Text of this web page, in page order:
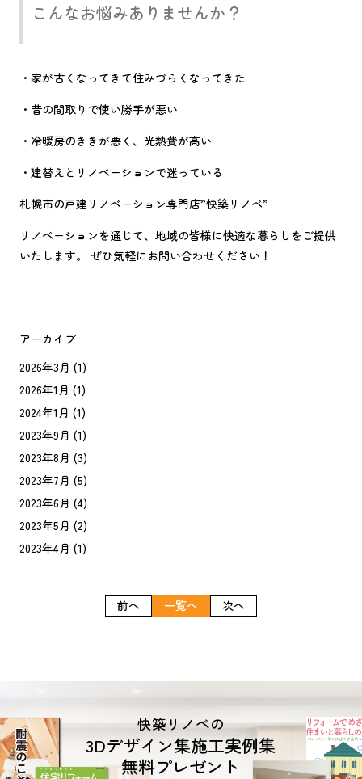
アーカイブ
2026年3月 (1)
2026年1月 (1)
2024年1月 (1)
2023年9月 (1)
2023年8月 (3)
2023年7月 (5)
2023年6月 (4)
2023年5月 (2)
2023年4月 (1)
こんなお悩みありませんか？
・家が古くなってきて住みづらくなってきた
・昔の間取りで使い勝手が悪い
・冷暖房のききが悪く、光熱費が高い
・建替えとリノベーションで迷っている
札幌市の戸建リノベーション専門店”快築リノベ”
リノベーションを通じて、地域の皆様に快適な暮らしをご提供
いたします。 ぜひ気軽にお問い合わせください！
前へ 一覧へ 次へ
快築リノベの
3Dデザイン集施工実例集
無料プレゼント